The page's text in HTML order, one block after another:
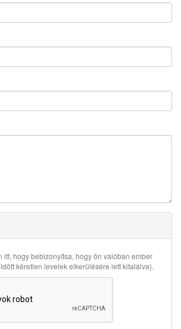
itt, hogy bebizonyítsa, hogy ön valóban ember
kéretlen levelek elkerülésére lett kitalálva).